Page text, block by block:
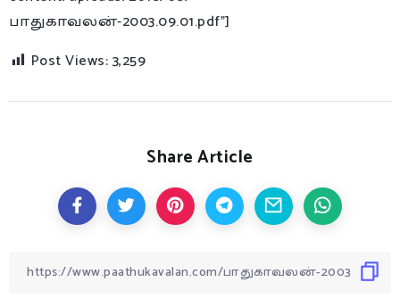
பாதுகாவலன்-2003.09.01.pdf”]
Post Views:3,259
Share Article